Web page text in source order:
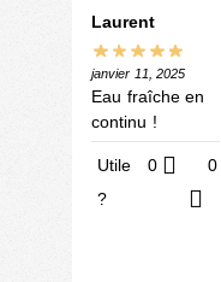
Laurent
janvier 11, 2025
Eau fraîche en
continu !
Utile
?
0 0